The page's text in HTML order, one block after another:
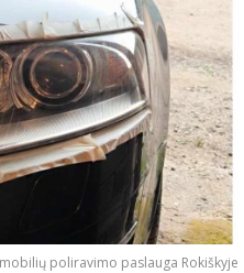
poliravimo paslauga Rokiškyje